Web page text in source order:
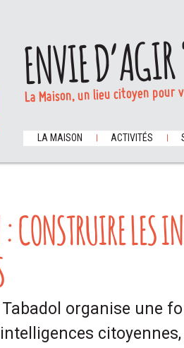
ENVIE
La Maison, un lieu citoyen
LA MAISON ACTIVITÉS
CONSTRUIRE LES
Tabadol organise une